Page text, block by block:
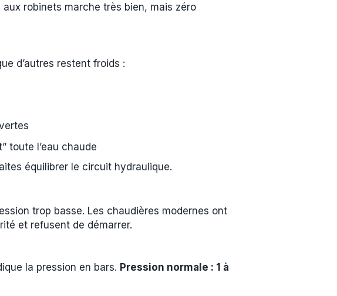
aux robinets marche très bien, mais zéro
d’autres restent froids :
toute l’eau chaude
équilibrer le circuit hydraulique.
trop basse. Les chaudières modernes ont
et refusent de démarrer.
la pression en bars. Pression normale : 1 à